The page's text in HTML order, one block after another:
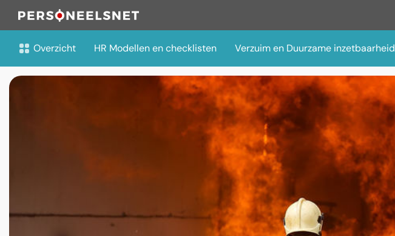
Overzicht HR Modellen en checklisten Verzuim en Duurzame inzetbaarheid